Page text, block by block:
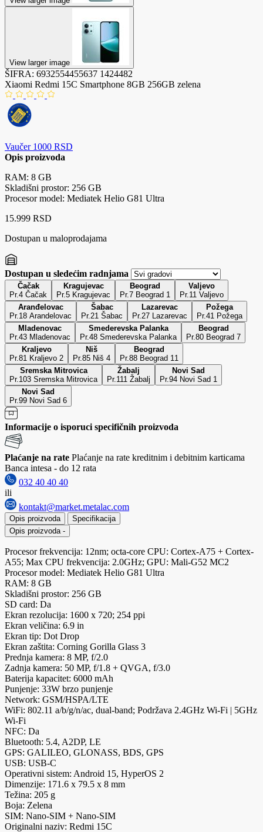
View larger image
ŠIFRA: 6932554455637 1424482
Xiaomi Redmi 15C Smartphone 8GB 256GB zelena
Vaučer 1000 RSD
Opis proizvoda
RAM: 8 GB
Skladišni prostor: 256 GB
Procesor model: Mediatek Helio G81 Ultra
15.999 RSD
Dostupan u maloprodajama
Dostupan u sledećim radnjama
Čačak
Pr.4 Čačak
Kragujevac
Pr.5 Kragujevac
Beograd
Pr.7 Beograd 1
Valjevo
Pr.11 Valjevo
Aranđelovac
Pr.18 Arandelovac
Šabac
Pr.21 Šabac
Lazarevac
Pr.27 Lazarevac
Požega
Pr.41 Požega
Mladenovac
Pr.43 Mladenovac
Smederevska Palanka
Pr.48 Smederevska Palanka
Beograd
Pr.80 Beograd 7
Kraljevo
Pr.81 Kraljevo 2
Niš
Pr.85 Niš 4
Beograd
Pr.88 Beograd 11
Sremska Mitrovica
Pr.103 Sremska Mitrovica
Žabalj
Pr.111 Žabalj
Novi Sad
Pr.94 Novi Sad 1
Novi Sad
Pr.99 Novi Sad 6
Informacije o isporuci specifičnih proizvoda
Plaćanje na rate Plaćanje na rate kreditnim i debitnim karticama
Banca intesa - do 12 rata
032 40 40 40
ili
kontakt@market.metalac.com
Opis proizvoda
Specifikacija
Opis proizvoda -
Procesor frekvencija: 12nm; octa-core CPU: Cortex-A75 + Cortex-
A55; Max CPU frekvencija: 2.0GHz; GPU: Mali-G52 MC2
Procesor model: Mediatek Helio G81 Ultra
RAM: 8 GB
Skladišni prostor: 256 GB
SD card: Da
Ekran rezolucija: 1600 x 720; 254 ppi
Ekran veličina: 6.9 in
Ekran tip: Dot Drop
Ekran zaštita: Corning Gorilla Glass 3
Prednja kamera: 8 MP, f/2.0
Zadnja kamera: 50 MP, f/1.8 + QVGA, f/3.0
Baterija kapacitet: 6000 mAh
Punjenje: 33W brzo punjenje
Network: GSM/HSPA/LTE
WiFi: 802.11 a/b/g/n/ac, dual-band; Podržava 2.4GHz Wi-Fi | 5GHz
Wi-Fi
NFC: Da
Bluetooth: 5.4, A2DP, LE
GPS: GALILEO, GLONASS, BDS, GPS
USB: USB-C
Operativni sistem: Android 15, HyperOS 2
Dimenzije: 171.6 x 79.5 x 8 mm
Težina: 205 g
Boja: Zelena
SIM: Nano-SIM + Nano-SIM
Originalni naziv: Redmi 15C